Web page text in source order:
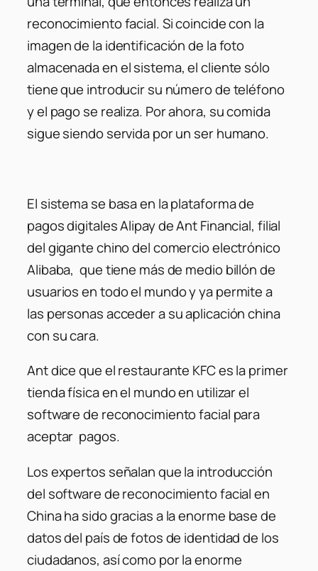
reconocimiento facial. Si coincide con la
imagen de la identificación de la foto
almacenada en el sistema, el cliente sólo
tiene que introducir su número de teléfono
y el pago se realiza. Por ahora, su comida
sigue siendo servida por un ser humano.
El sistema se basa en la plataforma de
pagos digitales Alipay de Ant Financial, filial
del gigante chino del comercio electrónico
Alibaba, que tiene más de medio billón de
usuarios en todo el mundo y ya permite a
las personas acceder a su aplicación china
con su cara.
Ant dice que el restaurante KFC es la primer
tienda física en el mundo en utilizar el
software de reconocimiento facial para
aceptar pagos.
Los expertos señalan que la introducción
del software de reconocimiento facial en
China ha sido gracias a la enorme base de
datos del país de fotos de identidad de los
ciudadanos, así como por la enorme